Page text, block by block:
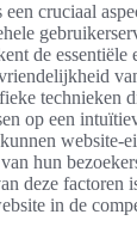
cruciaal
de essentiële
technieken
op een
website-
hun
deze factoren
in de